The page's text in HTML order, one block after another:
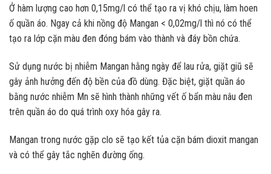
Ở hàm lượng cao hơn 0,15mg/l có thể tạo ra vị khó chịu, làm hoen
ố quần áo. Ngay cả khi nồng độ Mangan < 0,02mg/l thì nó có thể
tạo ra lớp cặn màu đen đóng bám vào thành và đáy bồn chứa.
Sử dụng nước bị nhiễm Mangan hằng ngày để lau rửa, giặt giũ sẽ
gây ảnh hưởng đến độ bền của đồ dùng. Đặc biệt, giặt quần áo
bằng nước nhiễm Mn sẽ hình thành những vết ố bẩn màu nâu đen
trên quần áo do quá trình oxy hóa gây ra.
Mangan trong nước gặp clo sẽ tạo kết tủa cặn bám dioxit mangan
và có thể gây tắc nghẽn đường ống.